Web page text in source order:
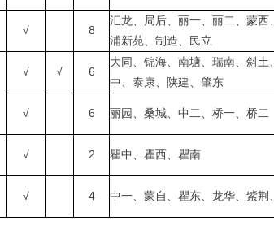
√ 8
汇龙、局后、丽一、丽二、蒙西
浦新苑、制造、民立
√ √ 6
大同、锦海、南塘、瑞南、斜土
中、泰康、陕建、肇东
√ 6 丽园、桑城、中二、桥一、桥二
√ 2 瞿中、瞿西、瞿南
√ 4 中一、蒙自、瞿东、龙华、紫荆